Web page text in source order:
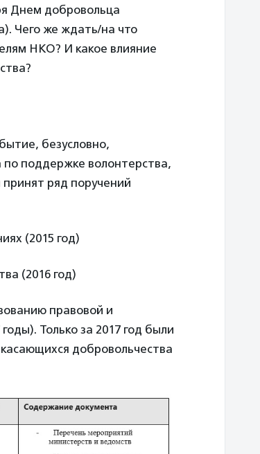
Днем добровольца
Чего же ждать/на что
НКО? И какое влияние
безусловно,
по поддержке волонтерства,
принят ряд поручений
(2015 год)
(2016 год)
правовой и
Только за 2017 год были
добровольчества